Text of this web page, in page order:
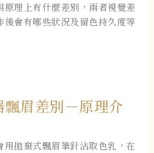
理上有什麼差別，兩者視覺差
會有哪些狀況及留色持久度等
眉差別－原理介
拋棄式飄眉筆針沾取色乳，在